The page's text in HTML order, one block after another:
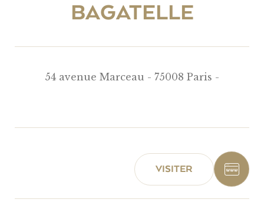
BAGATELLE
54 avenue Marceau - 75008 Paris -
VISITER